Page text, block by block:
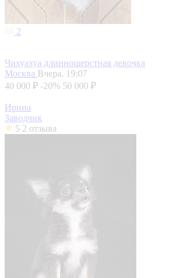
2
Чихуахуа длинношерстная девочка
Москва Вчера, 19:07
40 000 ₽ -20% 50 000 ₽
Ирина
Заводчик
5 2 отзыва